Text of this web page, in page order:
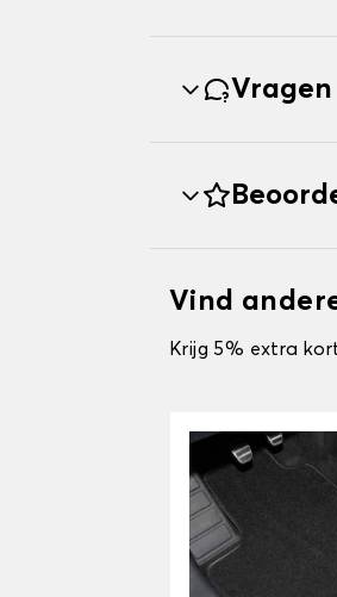
Vragen
Vind
Krijg 5% extra